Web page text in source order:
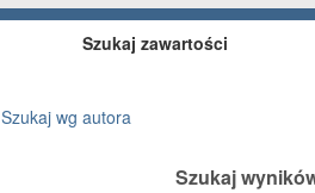
Szukaj zawartości
Szukaj wg autora
Szukaj